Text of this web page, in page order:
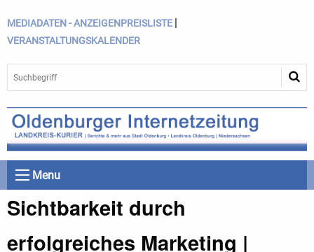
MEDIADATEN - ANZEIGENPREISLISTE |
VERANSTALTUNGSKALENDER
Menu
Sichtbarkeit durch
erfolgreiches Marketing |